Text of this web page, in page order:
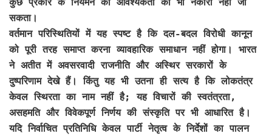
कुछ प्रकार के नियमन की आवश्यकता को भी नकारा नहीं जा
सकता।
वर्तमान परिस्थितियों में यह स्पष्ट है कि दल-बदल विरोधी कानून
को पूरी तरह समाप्त करना व्यावहारिक समाधान नहीं होगा। भारत
ने अतीत में अवसरवादी राजनीति और अस्थिर सरकारों के
दुष्परिणाम देखे हैं। किंतु यह भी उतना ही सत्य है कि लोकतंत्र
केवल स्थिरता का नाम नहीं है; यह विचारों की स्वतंत्रता,
असहमति और विवेकपूर्ण निर्णय की संस्कृति पर भी आधारित है।
यदि निर्वाचित प्रतिनिधि केवल पार्टी नेतृत्व के निर्देशों का पालन